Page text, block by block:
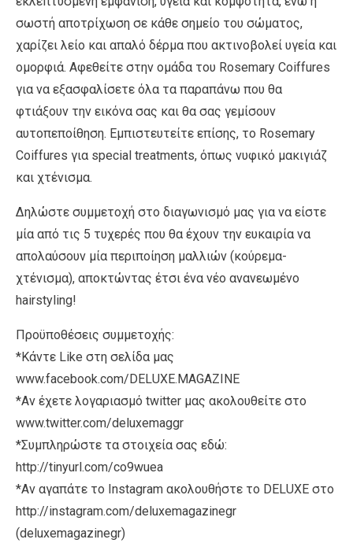
σωστή αποτρίχωση σε κάθε σημείο του σώματος,
χαρίζει λείο και απαλό δέρμα που ακτινοβολεί υγεία και
ομορφιά. Αφεθείτε στην ομάδα του Rosemary Coiffures
για να εξασφαλίσετε όλα τα παραπάνω που θα
φτιάξουν την εικόνα σας και θα σας γεμίσουν
αυτοπεποίθηση. Εμπιστευτείτε επίσης, το Rosemary
Coiffures για special treatments, όπως νυφικό μακιγιάζ
και χτένισμα.
Δηλώστε συμμετοχή στο διαγωνισμό μας για να είστε
μία από τις 5 τυχερές που θα έχουν την ευκαιρία να
απολαύσουν μία περιποίηση μαλλιών (κούρεμα-
χτένισμα), αποκτώντας έτσι ένα νέο ανανεωμένο
hairstyling!
Προϋποθέσεις συμμετοχής:
*Κάντε Like στη σελίδα μας
www.facebook.com/DELUXE.MAGAZINE
*Αν έχετε λογαριασμό twitter μας ακολουθείτε στο
www.twitter.com/deluxemaggr
*Συμπληρώστε τα στοιχεία σας εδώ:
http://tinyurl.com/co9wuea
*Αν αγαπάτε το Instagram ακολουθήστε το DELUXE στο
http://instagram.com/deluxemagazinegr
(deluxemagazinegr)